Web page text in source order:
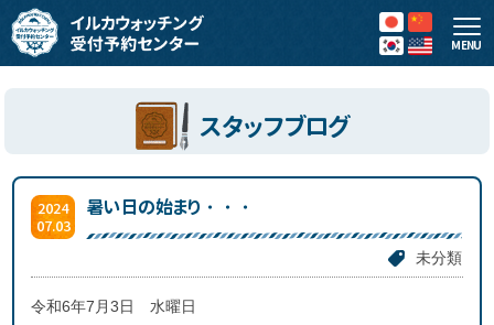
MENU
スタッフブログ
2024
07.03
暑い日の始まり・・・
未分類
令和6年7月3日 水曜日